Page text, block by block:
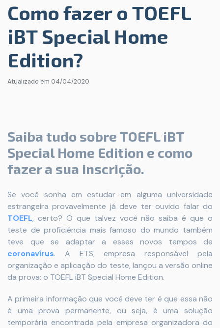
Como fazer o TOEFL
iBT Special Home
Edition?
Atualizado em 04/04/2020
Saiba tudo sobre TOEFL iBT
Special Home Edition e como
fazer a sua inscrição.
Se você sonha em estudar em alguma universidade
estrangeira provavelmente já deve ter ouvido falar do
TOEFL, certo? O que talvez você não saiba é que o
teste de proficiência mais famoso do mundo também
teve que se adaptar a esses novos tempos de
coronavírus. A ETS, empresa responsável pela
organização e aplicação do teste, lançou a versão online
da prova: o TOEFL iBT Special Home Edition.
A primeira informação que você deve ter é que essa não
é uma prova permanente, ou seja, é uma solução
temporária encontrada pela empresa organizadora do